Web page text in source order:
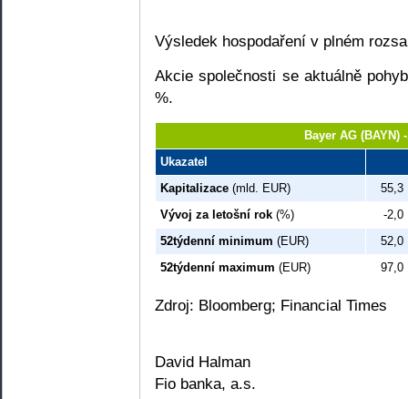
Výsledek hospodaření v plném
Akcie společnosti se aktuálně
%.
Bayer AG (BAYN)
Ukazatel
Kapitalizace (mld. EUR)
55,3
Vývoj za letošní rok (%)
-2,0
52týdenní minimum (EUR)
52,0
52týdenní maximum (EUR) 97,0
Zdroj: Bloomberg; Financial Times
David Halman
Fio banka, a.s.